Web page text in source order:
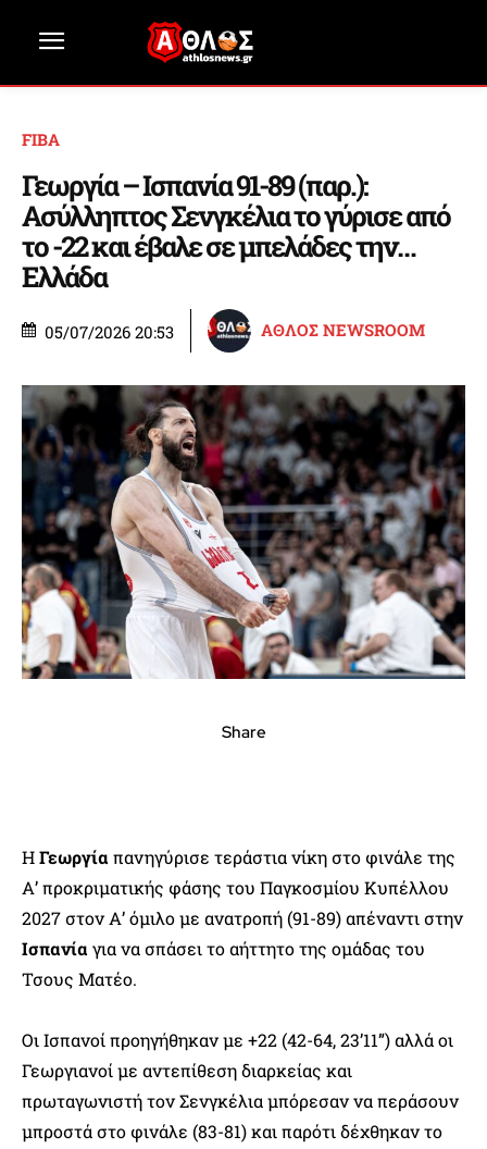
FIBA
Γεωργία – Ισπανία 91-89 (παρ.):
Ασύλληπτος Σενγκέλια το γύρισε από
το -22 και έβαλε σε μπελάδες την…
Ελλάδα
05/07/2026 20:53 ΑΘΛΟΣ NEWSROOM
Share
ΗΓεωργία πανηγύρισε τεράστια νίκη στο φινάλε της
Α’ προκριματικής φάσης του Παγκοσμίου Κυπέλλου
2027 στον Α’ όμιλο με ανατροπή (91-89) απέναντι στην
Ισπανία για να σπάσει το αήττητο της ομάδας του
Τσους Ματέο.
Οι Ισπανοί προηγήθηκαν με +22 (42-64, 23’11”) αλλά οι
Γεωργιανοί με αντεπίθεση διαρκείας και
πρωταγωνιστή τον Σενγκέλια μπόρεσαν να περάσουν
μπροστά στο φινάλε (83-81) και παρότι δέχθηκαν το